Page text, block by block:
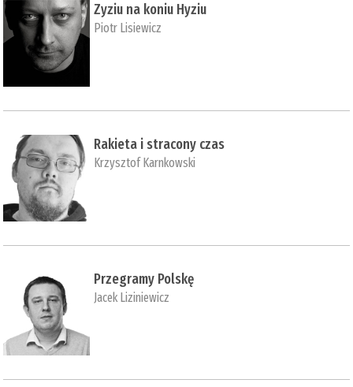
Zyziu na koniu Hyziu
Piotr Lisiewicz
Rakieta i stracony czas
Krzysztof Karnkowski
Przegramy Polskę
Jacek Liziniewicz